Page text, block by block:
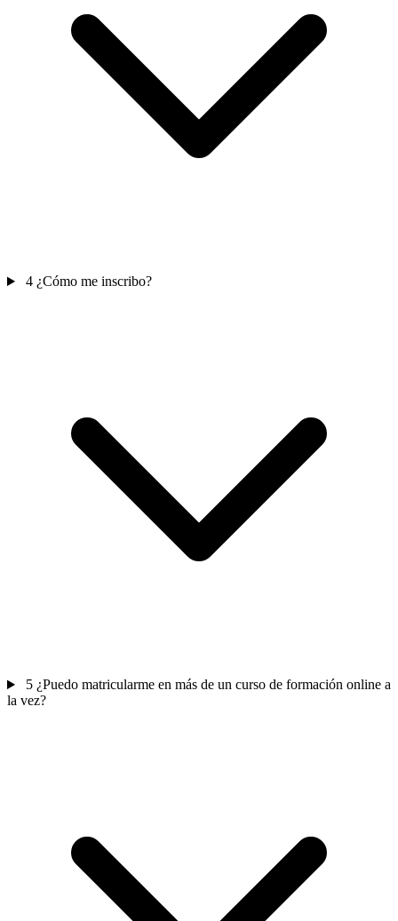
4 ¿Cómo me inscribo?
5 ¿Puedo matricularme en más de un curso de formación online a
la vez?